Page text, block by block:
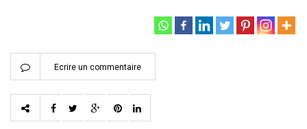
Ecrire un commentaire